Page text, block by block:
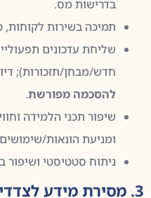
בדרישות מס.
תמיכה בשירות לקוחות,
שליחת עדכונים
חדש/מבחן/תזכורות);
להסכמה מפורשת.
שיפור תכני הלמידה
ומניעת הונאות/
ניתוח סטטיסטי ושיפור
3. מסירת מידע לצדדים שלישיים